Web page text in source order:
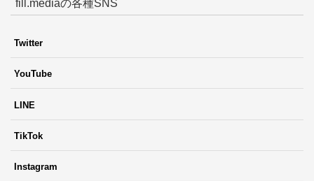
fill.mediaの各種SNS
Twitter
YouTube
LINE
TikTok
Instagram